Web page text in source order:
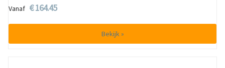
Vanaf € 164.45
Bekijk »